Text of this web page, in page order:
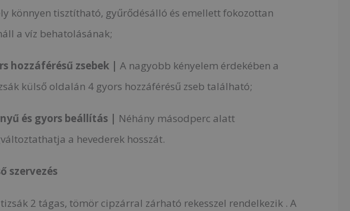
könnyen tisztítható, gyűrődésálló és emellett fokozottan
a víz behatolásának;
hozzáférésű zsebek | A nagyobb kényelem érdekében a
külső oldalán 4 gyors hozzáférésű zseb található;
és gyors beállítás | Néhány másodperc alatt
a hevederek hosszát.
szervezés
2 tágas, tömör cipzárral zárható rekesszel rendelkezik . A